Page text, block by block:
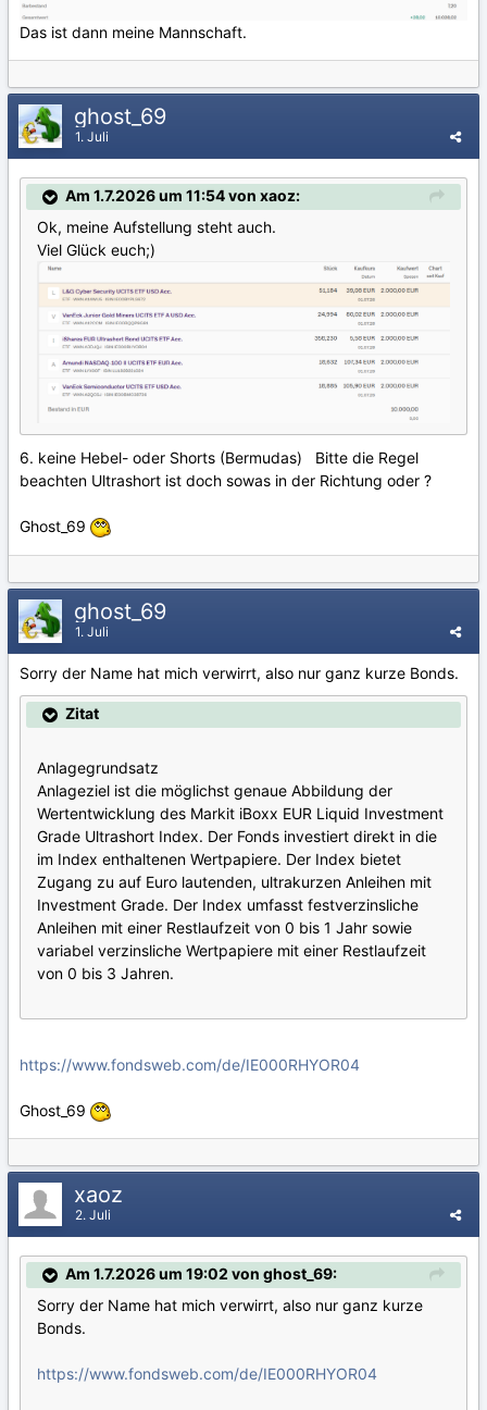
Das ist dann meine Mannschaft.
ghost_69
1. Juli
Am 1.7.2026 um 11:54 von xaoz:
Ok, meine Aufstellung steht auch.
Viel Glück euch;)
6. keine Hebel- oder Shorts (Bermudas) Bitte die Regel
beachten Ultrashort ist doch sowas in der Richtung oder ?
Ghost_69
ghost_69
1. Juli
Sorry der Name hat mich verwirrt, also nur ganz kurze Bonds.
Zitat
Anlagegrundsatz
Anlageziel ist die möglichst genaue Abbildung der
Wertentwicklung des Markit iBoxx EUR Liquid Investment
Grade Ultrashort Index. Der Fonds investiert direkt in die
im Index enthaltenen Wertpapiere. Der Index bietet
Zugang zu auf Euro lautenden, ultrakurzen Anleihen mit
Investment Grade. Der Index umfasst festverzinsliche
Anleihen mit einer Restlaufzeit von 0 bis 1 Jahr sowie
variabel verzinsliche Wertpapiere mit einer Restlaufzeit
von 0 bis 3 Jahren.
https://www.fondsweb.com/de/IE000RHYOR04
Ghost_69
xaoz
2. Juli
Am 1.7.2026 um 19:02 von ghost_69:
Sorry der Name hat mich verwirrt, also nur ganz kurze
Bonds.
https://www.fondsweb.com/de/IE000RHYOR04